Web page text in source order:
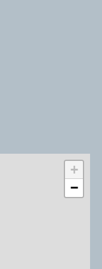
plus élevées
+
−